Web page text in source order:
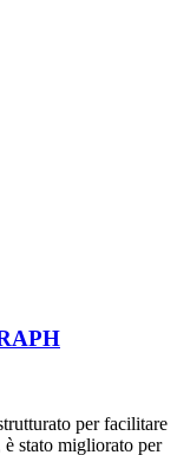
per facilitare
stato migliorato per